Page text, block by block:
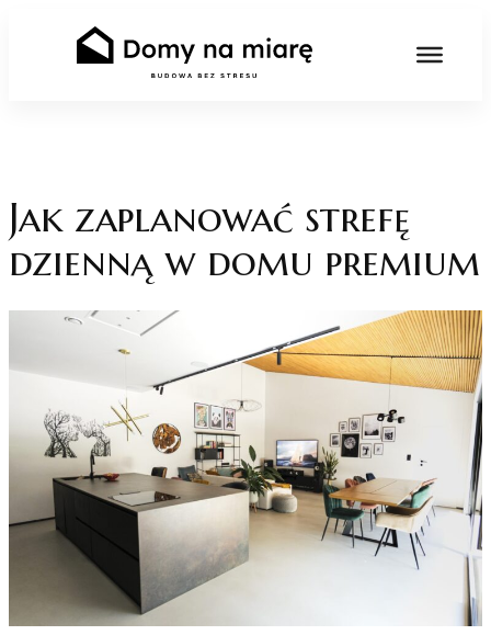
Jak zaplanować strefę
dzienną w domu premium